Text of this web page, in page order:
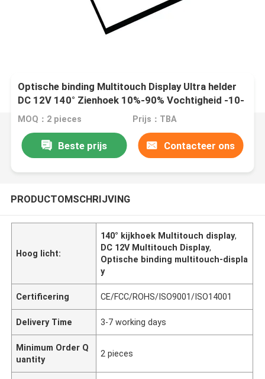
Optische binding Multitouch Display Ultra helder
DC 12V 140° Zienhoek 10%-90% Vochtigheid -10-
60°C
MOQ：2 pieces Prijs：TBA
Beste prijs Contacteer ons
PRODUCTOMSCHRIJVING
Hoog licht:
140° kijkhoek Multitouch display,
DC 12V Multitouch Display,
Optische binding multitouch-displa
y
Certificering CE/FCC/ROHS/ISO9001/ISO14001
Delivery Time 3-7 working days
Minimum Order Q
uantity
2 pieces